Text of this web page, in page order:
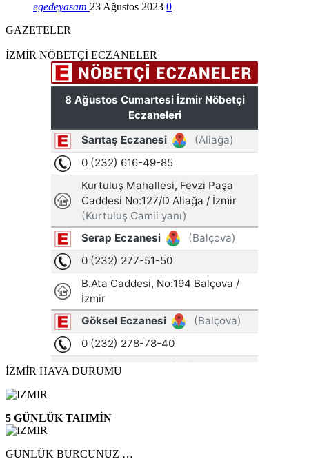
egedeyasam 23 Ağustos 2023 0
GAZETELER
İZMİR NÖBETÇİ ECZANELER
İZMİR HAVA DURUMU
5 GÜNLÜK TAHMİN
GÜNLÜK BURCUNUZ …